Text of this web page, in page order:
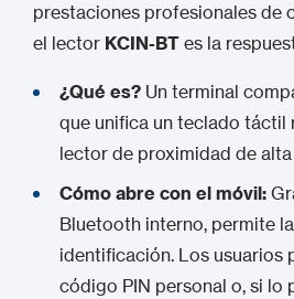
prestaciones profesionales de
el lector KCIN-BT es la
¿Qué es? Un terminal
que unifica un teclado táctil
lector de proximidad de
Cómo abre con el móvil:
Bluetooth interno, permite
identificación. Los usuarios
código PIN personal o, si lo